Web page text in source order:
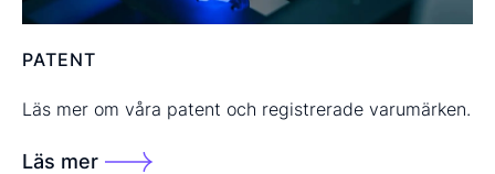
PATENT
Läs mer om våra patent och registrerade varumärken.
Läs mer